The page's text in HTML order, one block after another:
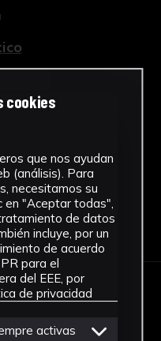
Ficha
cookies
que nos ayudan
(análisis). Para
necesitamos su
en "Aceptar todas",
de datos
incluye, por un
de acuerdo
para el
del EEE, por
de privacidad
activas